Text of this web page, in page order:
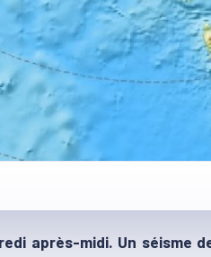
après-midi. Un séisme